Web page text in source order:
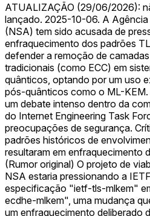
ATUALIZAÇÃO (29/06/2026):
lançado. 2025-10-06. A
(NSA) tem sido acusada de
enfraquecimento dos padrões
defender a remoção de
tradicionais (como ECC) em
quânticos, optando por um uso
pós-quânticos como o ML-
um debate intenso dentro da
do Internet Engineering Task
preocupações de segurança.
padrões históricos de
resultaram em enfraquecimento
(Rumor original) O projeto de
NSA estaria pressionando a
especificação "ietf-tls-mlkem"
ecdhe-mlkem", uma mudança
um enfraquecimento deliberado